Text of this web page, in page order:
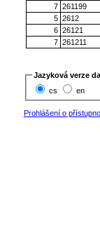
7 261199
5 2612
6 26121
7 261211
Jazyková verze
cs
en
Prohlášení o